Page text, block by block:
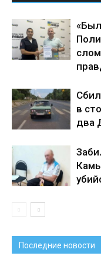
в
два
Последние новости